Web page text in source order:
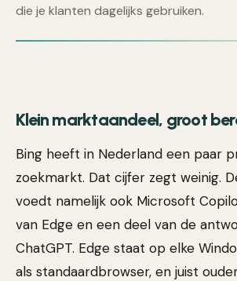
die je klanten dagelijks gebruiken.
Klein marktaandeel, groot
Bing heeft in Nederland een paar
zoekmarkt. Dat cijfer zegt weinig.
voedt namelijk ook Microsoft
van Edge en een deel van de
ChatGPT. Edge staat op elke
als standaardbrowser, en juist